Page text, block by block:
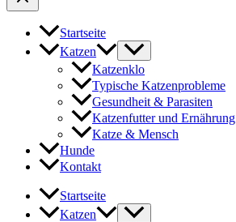
Startseite
Katzen
Katzenklo
Typische Katzenprobleme
Gesundheit & Parasiten
Katzenfutter und Ernährung
Katze & Mensch
Hunde
Kontakt
Startseite
Katzen